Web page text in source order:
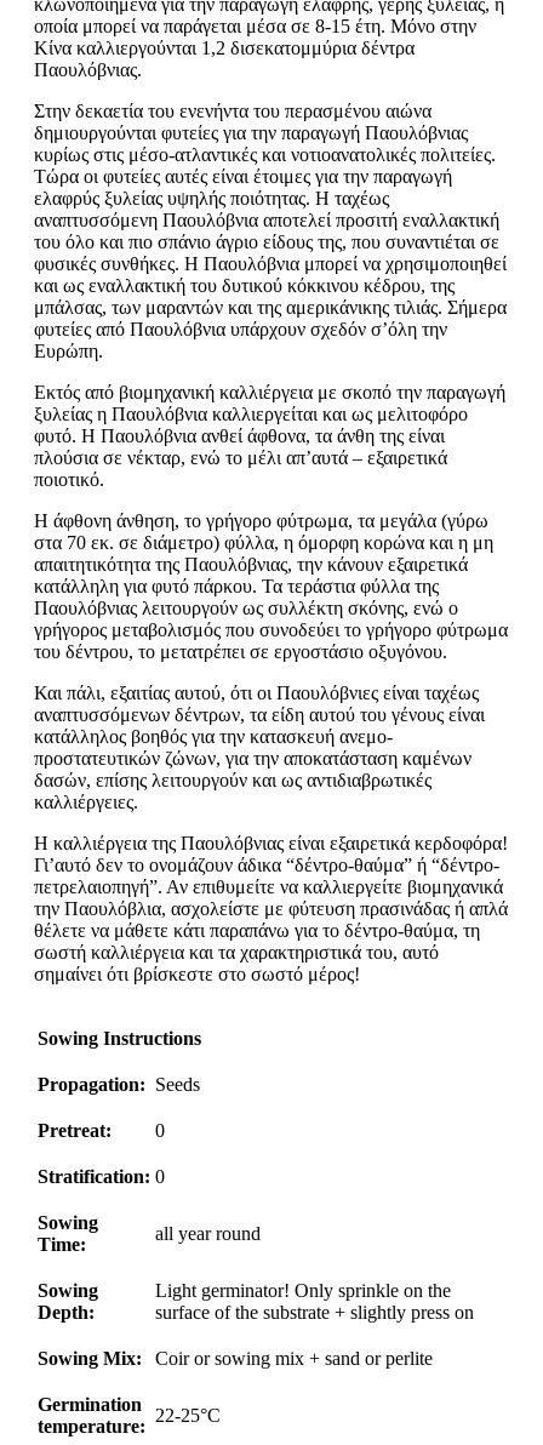
κλωνοποιημένα για την παραγωγή ελαφρής, γερής ξυλείας, η
οποία μπορεί να παράγεται μέσα σε 8-15 έτη. Μόνο στην
Κίνα καλλιεργούνται 1,2 δισεκατομμύρια δέντρα
Παουλόβνιας.
Στην δεκαετία του ενενήντα του περασμένου αιώνα
δημιουργούνται φυτείες για την παραγωγή Παουλόβνιας
κυρίως στις μέσο-ατλαντικές και νοτιοανατολικές πολιτείες.
Τώρα οι φυτείες αυτές είναι έτοιμες για την παραγωγή
ελαφρύς ξυλείας υψηλής ποιότητας. Η ταχέως
αναπτυσσόμενη Παουλόβνια αποτελεί προσιτή εναλλακτική
του όλο και πιο σπάνιο άγριο είδους της, που συναντιέται σε
φυσικές συνθήκες. Η Παουλόβνια μπορεί να χρησιμοποιηθεί
και ως εναλλακτική του δυτικού κόκκινου κέδρου, της
μπάλσας, των μαραντών και της αμερικάνικης τιλιάς. Σήμερα
φυτείες από Παουλόβνια υπάρχουν σχεδόν σ’όλη την
Ευρώπη.
Εκτός από βιομηχανική καλλιέργεια με σκοπό την παραγωγή
ξυλείας η Παουλόβνια καλλιεργείται και ως μελιτοφόρο
φυτό. Η Παουλόβνια ανθεί άφθονα, τα άνθη της είναι
πλούσια σε νέκταρ, ενώ το μέλι απ’αυτά – εξαιρετικά
ποιοτικό.
Η άφθονη άνθηση, το γρήγορο φύτρωμα, τα μεγάλα (γύρω
στα 70 εκ. σε διάμετρο) φύλλα, η όμορφη κορώνα και η μη
απαιτητικότητα της Παουλόβνιας, την κάνουν εξαιρετικά
κατάλληλη για φυτό πάρκου. Τα τεράστια φύλλα της
Παουλόβνιας λειτουργούν ως συλλέκτη σκόνης, ενώ ο
γρήγορος μεταβολισμός που συνοδεύει το γρήγορο φύτρωμα
του δέντρου, το μετατρέπει σε εργοστάσιο οξυγόνου.
Και πάλι, εξαιτίας αυτού, ότι οι Παουλόβνιες είναι ταχέως
αναπτυσσόμενων δέντρων, τα είδη αυτού του γένους είναι
κατάλληλος βοηθός για την κατασκευή ανεμο-
προστατευτικών ζώνων, για την αποκατάσταση καμένων
δασών, επίσης λειτουργούν και ως αντιδιαβρωτικές
καλλιέργειες.
Η καλλιέργεια της Παουλόβνιας είναι εξαιρετικά κερδοφόρα!
Γι’αυτό δεν το ονομάζουν άδικα “δέντρο-θαύμα” ή “δέντρο-
πετρελαιοπηγή”. Αν επιθυμείτε να καλλιεργείτε βιομηχανικά
την Παουλόβλια, ασχολείστε με φύτευση πρασινάδας ή απλά
θέλετε να μάθετε κάτι παραπάνω για το δέντρο-θαύμα, τη
σωστή καλλιέργεια και τα χαρακτηριστικά του, αυτό
σημαίνει ότι βρίσκεστε στο σωστό μέρος!
Sowing Instructions
Propagation: Seeds
Pretreat: 0
Stratification: 0
Sowing
Time:
all year round
Sowing
Depth:
Light germinator! Only sprinkle on the
surface of the substrate + slightly press on
Sowing Mix: Coir or sowing mix + sand or perlite
Germination
temperature:
22-25°C